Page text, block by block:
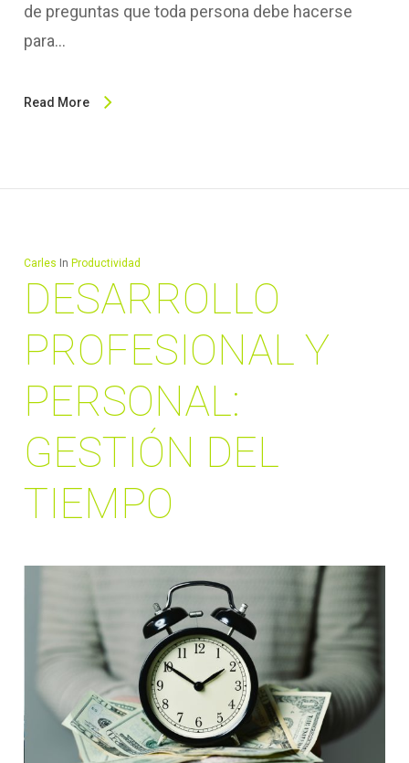
de preguntas que toda persona debe hacerse
para…
Read More
Carles In Productividad
DESARROLLO
PROFESIONAL Y
PERSONAL:
GESTIÓN DEL
TIEMPO